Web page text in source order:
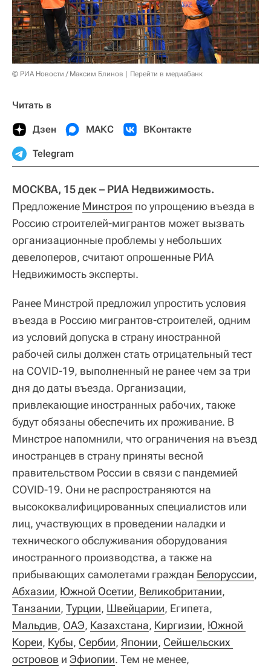
© РИА Новости / Максим Блинов Перейти в медиабанк
Читать в
Дзен МАКС ВКонтакте
Telegram
МОСКВА, 15 дек – РИА Недвижимость.
Предложение Минстроя по упрощению въезда в
Россию строителей-мигрантов может вызвать
организационные проблемы у небольших
девелоперов, считают опрошенные РИА
Недвижимость эксперты.
Ранее Минстрой предложил упростить условия
въезда в Россию мигрантов-строителей, одним
из условий допуска в страну иностранной
рабочей силы должен стать отрицательный тест
на COVID-19, выполненный не ранее чем за три
дня до даты въезда. Организации,
привлекающие иностранных рабочих, также
будут обязаны обеспечить их проживание. В
Минстрое напомнили, что ограничения на въезд
иностранцев в страну приняты весной
правительством России в связи с пандемией
COVID-19. Они не распространяются на
высококвалифицированных специалистов или
лиц, участвующих в проведении наладки и
технического обслуживания оборудования
иностранного производства, а также на
прибывающих самолетами граждан Белоруссии,
Абхазии, Южной Осетии, Великобритании,
Танзании, Турции, Швейцарии, Египета,
Мальдив, ОАЭ, Казахстана, Киргизии, Южной
Кореи, Кубы, Сербии, Японии, Сейшельских
островов и Эфиопии. Тем не менее,